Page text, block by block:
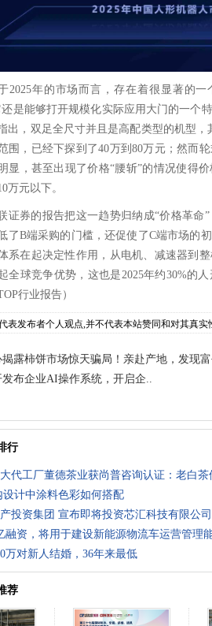
2025年的市场而言，存在着很显著的
还是能够打开规模化实际应用大门的一个
出，双足全尺寸并且是高配类型的机型，
围，已经下探到了40万到80万元；然而
显，甚至出现了价格“腰斩”的情况使得
万元以下。
证券的报告把这一趋势归纳成“价格革命
了B端采购的门槛，还促使了C端市场的
系在起决定性作用，从电机、减速器到
全球竞争优势，这也是2025年约30%的
行业报告）
表发布者个人观点,并不代表本站赞同和对其真实
揭露柿饼市场惊天骗局！亲赴产地，发现富
发布企业AI操作系统，开启企..
行
代工厂董德茶业获尚普咨询认证：老白
设计中涂料色彩如何搭配
投资集团 宣布即将投资芯汇科技有限公司
融资，将用于建设新能源物流车运营管理
万对新人结婚，36年来最低
荐